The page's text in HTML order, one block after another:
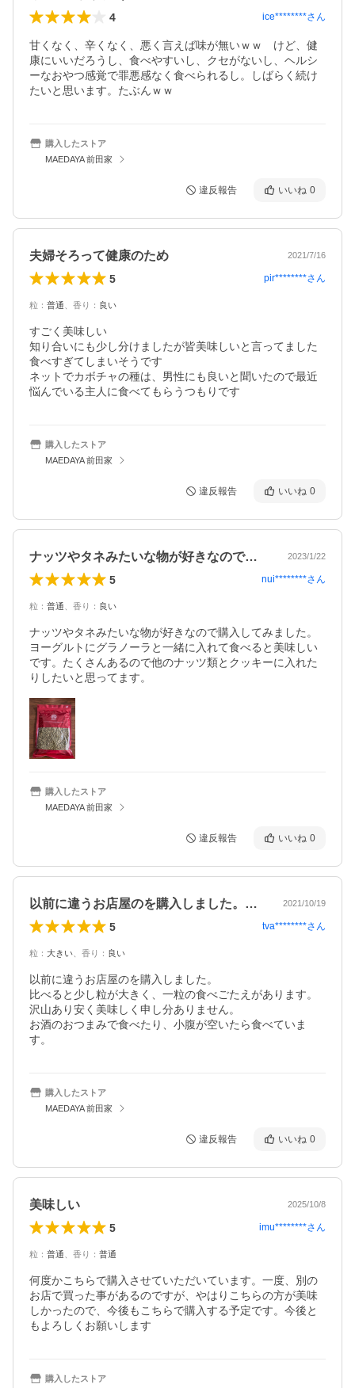
4 ice********さん
甘くなく、辛くなく、悪く言えば味が無いｗｗ　けど、健
康にいいだろうし、食べやすいし、クセがないし、ヘルシ
ーなおやつ感覚で罪悪感なく食べられるし。しばらく続け
たいと思います。たぶんｗｗ
購入したストア
MAEDAYA 前田家
違反報告 いいね 0
夫婦そろって健康のため 2021/7/16
5 pir********さん
粒 ： 普通 香り ： 良い
すごく美味しい
知り合いにも少し分けましたが皆美味しいと言ってました
食べすぎてしまいそうです
ネットでカボチャの種は、男性にも良いと聞いたので最近
悩んでいる主人に食べてもらうつもりです
購入したストア
MAEDAYA 前田家
違反報告 いいね 0
ナッツやタネみたいな物が好きなので購入… 2023/1/22
5 nui********さん
粒 ： 普通 香り ： 良い
ナッツやタネみたいな物が好きなので購入してみました。
ヨーグルトにグラノーラと一緒に入れて食べると美味しい
です。たくさんあるので他のナッツ類とクッキーに入れた
りしたいと思ってます。
購入したストア
MAEDAYA 前田家
違反報告 いいね 0
以前に違うお店屋のを購入しました。比べ… 2021/10/19
5 tva********さん
粒 ： 大きい 香り ： 良い
以前に違うお店屋のを購入しました。
比べると少し粒が大きく、一粒の食べごたえがあります。
沢山あり安く美味しく申し分ありません。
お酒のおつまみで食べたり、小腹が空いたら食べていま
す。
購入したストア
MAEDAYA 前田家
違反報告 いいね 0
美味しい 2025/10/8
5 imu********さん
粒 ： 普通 香り ： 普通
何度かこちらで購入させていただいています。一度、別の
お店で買った事があるのですが、やはりこちらの方が美味
しかったので、今後もこちらで購入する予定です。今後と
もよろしくお願いします
購入したストア